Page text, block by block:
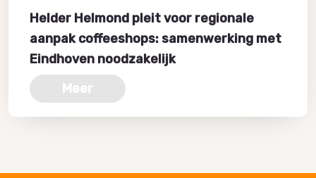
Helder Helmond pleit voor regionale
aanpak coffeeshops: samenwerking met
Eindhoven noodzakelijk
Meer